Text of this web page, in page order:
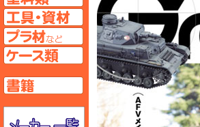
工具ページへ
プラ材ページへ
ケースページへ
書籍ページへ
メーカー一覧のページはこちら